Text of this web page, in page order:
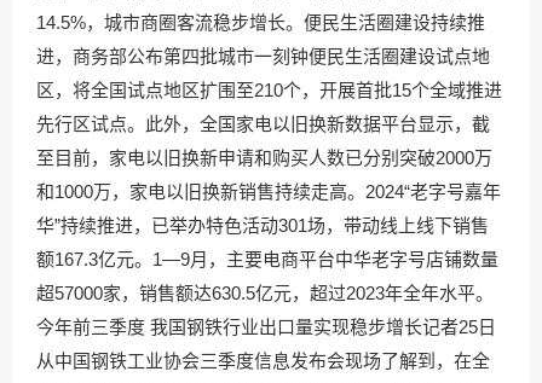
14.5%，城市商圈客流稳步增长。便民生活圈建设持续推
进，商务部公布第四批城市一刻钟便民生活圈建设试点地
区，将全国试点地区扩围至210个，开展首批15个全域推进
先行区试点。此外，全国家电以旧换新数据平台显示，截
至目前，家电以旧换新申请和购买人数已分别突破2000万
和1000万，家电以旧换新销售持续走高。2024“老字号嘉年
华”持续推进，已举办特色活动301场，带动线上线下销售
额167.3亿元。1—9月，主要电商平台中华老字号店铺数量
超57000家，销售额达630.5亿元，超过2023年全年水平。
今年前三季度 我国钢铁行业出口量实现稳步增长记者25日
从中国钢铁工业协会三季度信息发布会现场了解到，在全